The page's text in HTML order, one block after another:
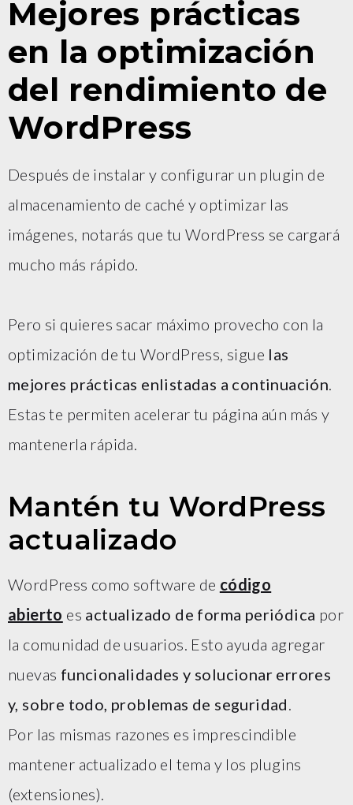
Mejores prácticas
en la optimización
del rendimiento de
WordPress
Después de instalar y configurar un plugin de
almacenamiento de caché y optimizar las
imágenes, notarás que tu WordPress se cargará
mucho más rápido.
Pero si quieres sacar máximo provecho con la
optimización de tu WordPress, sigue las
mejores prácticas enlistadas a continuación.
Estas te permiten acelerar tu página aún más y
mantenerla rápida.
Mantén tu WordPress
actualizado
WordPress como software de código
abierto es actualizado de forma periódica por
la comunidad de usuarios. Esto ayuda agregar
nuevas funcionalidades y solucionar errores
y, sobre todo, problemas de seguridad.
Por las mismas razones es imprescindible
mantener actualizado el tema y los plugins
(extensiones).